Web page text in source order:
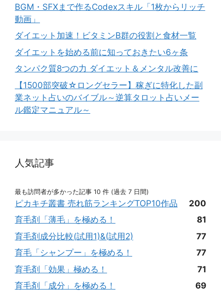
BGM・SFXまで作るCodexスキル「1枚からリッチ
動画」
ダイエット加速！ビタミンB群の役割と食材一覧
ダイエットを始める前に知っておきたい6ヶ条
タンパク質8つの力 ダイエット＆メンタル改善に
【1500部突破☆ロングセラー】稼ぎに特化した副
業ネット占いのバイブル～逆算タロット占いメー
ル鑑定マニュアル～
人気記事
最も訪問者が多かった記事 10 件 (過去 7 日間)
ピカキチ叢書 売れ筋ランキングTOP10作品
200
育毛剤「薄毛」を極める！
81
育毛剤成分比較(試用1)&(試用2)
77
育毛「シャンプー」を極める！
77
育毛剤「効果」極める！
71
育毛剤「成分」を極める！
69